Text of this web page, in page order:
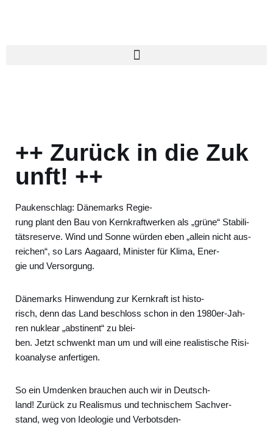
++ Zurück in die Zuk
unft! ++
Pau­ken­schlag: Däne­marks Regie­
rung plant den Bau von Kern­kraft­wer­ken als „grü­ne“ Sta­bi­li­
täts­re­ser­ve. Wind und Son­ne wür­den eben „allein nicht aus­
rei­chen“, so Lars Aagaard, Minis­ter für Kli­ma, Ener­
gie und Ver­sor­gung.
Däne­marks Hin­wen­dung zur Kern­kraft ist his­to­
risch, denn das Land beschloss schon in den 1980er-Jah­
ren nukle­ar „abs­ti­nent“ zu blei­
ben. Jetzt schwenkt man um und will eine rea­lis­ti­sche Risi­
ko­ana­ly­se anfer­ti­gen.
So ein Umden­ken brau­chen auch wir in Deutsch­
land! Zurück zu Rea­lis­mus und tech­ni­schem Sach­ver­
stand, weg von Ideo­lo­gie und Ver­bots­den­